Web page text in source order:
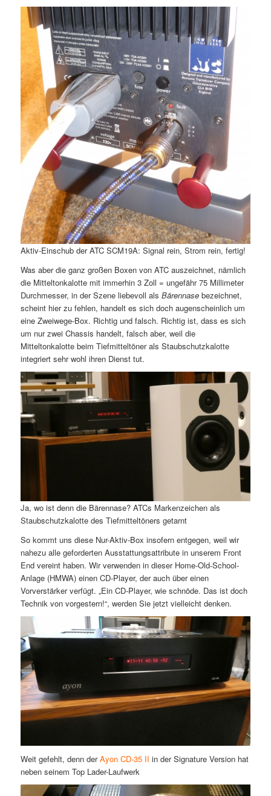
Aktiv-Einschub der ATC SCM19A: Signal rein, Strom rein, fertig!
Was aber die ganz großen Boxen von ATC auszeichnet, nämlich
die Mitteltonkalotte mit immerhin 3 Zoll = ungefähr 75 Millimeter
Durchmesser, in der Szene liebevoll als Bärennasebezeichnet,
scheint hier zu fehlen, handelt es sich doch augenscheinlich um
eine Zweiwege-Box. Richtig und falsch. Richtig ist, dass es sich
um nur zwei Chassis handelt, falsch aber, weil die
Mitteltonkalotte beim Tiefmitteltöner als Staubschutzkalotte
integriert sehr wohl ihren Dienst tut.
Ja, wo ist denn die Bärennase? ATCs Markenzeichen als
Staubschutzkalotte des Tiefmitteltöners getarnt
So kommt uns diese Nur-Aktiv-Box insofern entgegen, weil wir
nahezu alle geforderten Ausstattungsattribute in unserem Front
End vereint haben. Wir verwenden in dieser Home-Old-School-
Anlage (HMWA) einen CD-Player, der auch über einen
Vorverstärker verfügt. „Ein CD-Player, wie schnöde. Das ist doch
Technik von vorgestern!“, werden Sie jetzt vielleicht denken.
Weit gefehlt, denn derAyon CD-35 II in der Signature Version hat
neben seinem Top Lader-Laufwerk